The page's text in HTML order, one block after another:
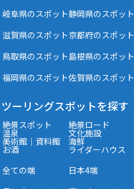
岐阜県のスポット静岡県のスポット
滋賀県のスポット京都府のスポット
鳥取県のスポット島根県のスポット
福岡県のスポット佐賀県のスポット
ーリングスポットを探す
絶景スポット 絶景ロード
温泉 文化施設
美術館｜資料館 海鮮
お酒 ライダーハウス
全ての端 日本4端